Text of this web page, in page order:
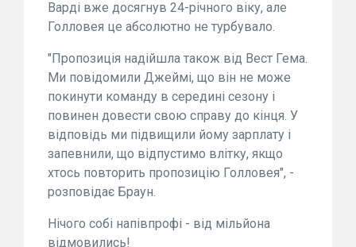
Варді вже досягнув 24-річного віку, але
Голловея це абсолютно не турбувало.
"Пропозиція надійшла також від Вест Гема.
Ми повідомили Джеймі, що він не може
покинути команду в середині сезону і
повинен довести свою справу до кінця. У
відповідь ми підвищили йому зарплату і
запевнили, що відпустимо влітку, якщо
хтось повторить пропозицію Голловея", -
розповідає Браун.
Нічого собі напівпрофі - від мільйона
відмовились!